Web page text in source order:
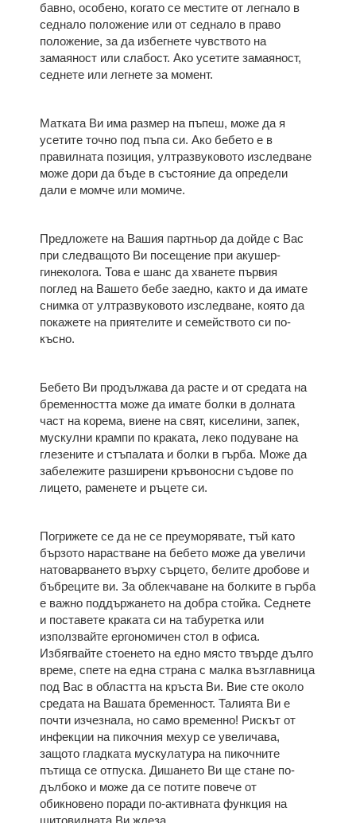
бавно, особено, когато се местите от легнало в
седнало положение или от седнало в право
положение, за да избегнете чувството на
замаяност или слабост. Ако усетите замаяност,
седнете или легнете за момент.
Матката Ви има размер на пъпеш, може да я
усетите точно под пъпа си. Ако бебето е в
правилната позиция, ултразвуковото изследване
може дори да бъде в състояние да определи
дали е момче или момиче.
Предложете на Вашия партньор да дойде с Вас
при следващото Ви посещение при акушер-
гинеколога. Това е шанс да хванете първия
поглед на Вашето бебе заедно, както и да имате
снимка от ултразвуковото изследване, която да
покажете на приятелите и семейството си по-
късно.
Бебето Ви продължава да расте и от средата на
бременността може да имате болки в долната
част на корема, виене на свят, киселини, запек,
мускулни крампи по краката, леко подуване на
глезените и стъпалата и болки в гърба. Може да
забележите разширени кръвоносни съдове по
лицето, раменете и ръцете си.
Погрижете се да не се преуморявате, тъй като
бързото нарастване на бебето може да увеличи
натоварването върху сърцето, белите дробове и
бъбреците ви. За облекчаване на болките в гърба
е важно поддържането на добра стойка. Седнете
и поставете краката си на табуретка или
използвайте ергономичен стол в офиса.
Избягвайте стоенето на едно място твърде дълго
време, спете на една страна с малка възглавница
под Вас в областта на кръста Ви. Вие сте около
средата на Вашата бременност. Талията Ви е
почти изчезнала, но само временно! Рискът от
инфекции на пикочния мехур се увеличава,
защото гладката мускулатура на пикочните
пътища се отпуска. Дишането Ви ще стане по-
дълбоко и може да се потите повече от
обикновено поради по-активната функция на
щитовидната Ви жлеза.